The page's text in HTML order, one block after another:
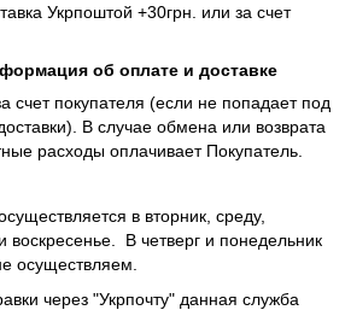
Укрпоштой +30грн. или за счет
об оплате и доставке
счет покупателя (если не попадает под
В случае обмена или возврата
расходы оплачивает Покупатель.
в вторник, среду,
воскресенье. В четверг и понедельник
осуществляем.
через "Укрпочту" данная служба